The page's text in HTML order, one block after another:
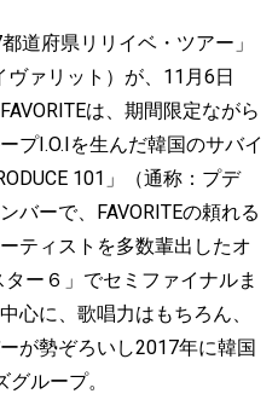
都道府県リリイベ・ツアー」
ヴァリット）が、 11 月6日
FAVORITEは、期間限定ながら
プI.O.Iを生んだ韓国のサバイ
101 」（通称：プデ
バーで、 FAVORITEの頼れる
ティストを多数輩出したオ
ター６」でセミファイナルま
心に、歌唱力はもちろん、
が勢ぞろいし2017年に韓国
グループ。